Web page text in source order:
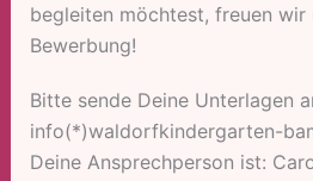
begleiten möchtest, freuen wir
Bewerbung!
Bitte sende Deine Unterlagen
info(*)waldorfkindergarten-
Deine Ansprechperson ist: